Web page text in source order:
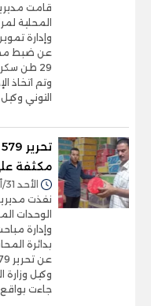
قامت
المحلية
وإدارة
عن ضبط
29 طن
وتم اتخاذ
التوني
مكثفة
الأحد 31/أغسطس/2025 - 05:24 م
نفذت
الوحدات
وإدارة
بدائرة
وكيل وزارة
جاءت بواقع 468 مخالفة للمخابز